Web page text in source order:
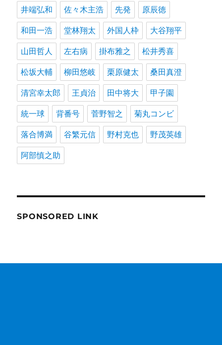
井端弘和 佐々木主浩 先発 原辰徳
和田一浩 堂林翔太 外国人枠 大谷翔平
山田哲人 左右病 掛布雅之 松井秀喜
松坂大輔 柳田悠岐 栗原健太 桑田真澄
清宮幸太郎 王貞治 田中将大 甲子園
統一球 背番号 菅野智之 菊丸コンビ
落合博満 谷繁元信 野村克也 野茂英雄
阿部慎之助
SPONSORED LINK